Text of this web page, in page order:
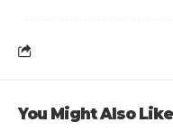
You Might Also Like